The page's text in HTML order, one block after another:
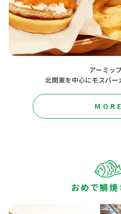
アーミッ
北関東を中心にモスバ
MORE
おめで鯛